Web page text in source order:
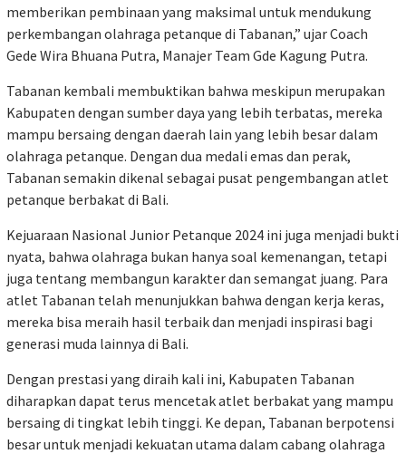
memberikan pembinaan yang maksimal untuk mendukung
perkembangan olahraga petanque di Tabanan,” ujar Coach
Gede Wira Bhuana Putra, Manajer Team Gde Kagung Putra.
Tabanan kembali membuktikan bahwa meskipun merupakan
Kabupaten dengan sumber daya yang lebih terbatas, mereka
mampu bersaing dengan daerah lain yang lebih besar dalam
olahraga petanque. Dengan dua medali emas dan perak,
Tabanan semakin dikenal sebagai pusat pengembangan atlet
petanque berbakat di Bali.
Kejuaraan Nasional Junior Petanque 2024 ini juga menjadi bukti
nyata, bahwa olahraga bukan hanya soal kemenangan, tetapi
juga tentang membangun karakter dan semangat juang. Para
atlet Tabanan telah menunjukkan bahwa dengan kerja keras,
mereka bisa meraih hasil terbaik dan menjadi inspirasi bagi
generasi muda lainnya di Bali.
Dengan prestasi yang diraih kali ini, Kabupaten Tabanan
diharapkan dapat terus mencetak atlet berbakat yang mampu
bersaing di tingkat lebih tinggi. Ke depan, Tabanan berpotensi
besar untuk menjadi kekuatan utama dalam cabang olahraga